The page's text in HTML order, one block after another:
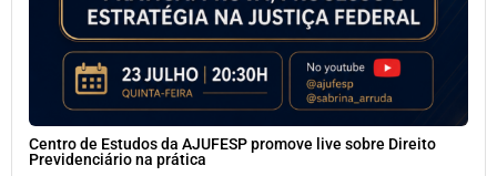
Centro de Estudos da AJUFESP promove live sobre Direito
Previdenciário na prática